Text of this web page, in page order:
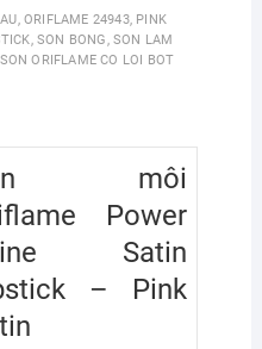
, ORIFLAME 24943, PINK
, SON BONG, SON LAM
SON ORIFLAME CO LOI BOT
môi
Power
Satin
– Pink